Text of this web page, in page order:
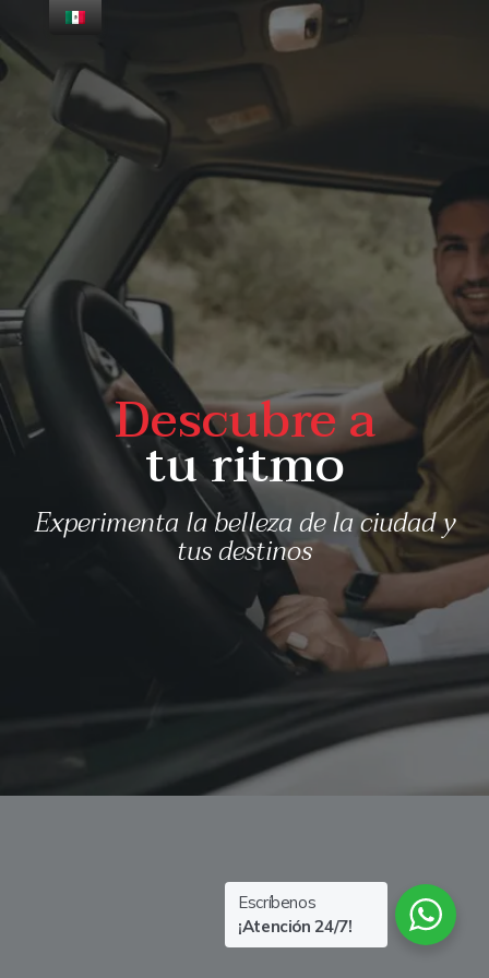
Descubre a
tu ritmo
Experimenta la belleza de la ciudad y
tus destinos
Escríbenos
¡Atención 24/7!